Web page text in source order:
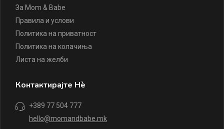
За Mom & Babe
Правила и услови
Политика на приватност
Политика на колачиња
Листа на желби
Контактирајте Нè
+389 77 504 777
hello@momandbabe.mk